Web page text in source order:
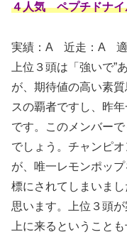
４人気 ペプチドナ
実績：A 近走：A
上位３頭は「強いで”
が、期待値の高い素
スの覇者ですし、昨
です。このメンバー
でしょう。チャンピ
が、唯一レモンポッ
標にされてしまいま
思います。上位３頭
上に来るということ